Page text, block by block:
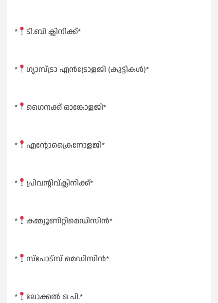
* ടി.ബി ക്ലിനിക്ക്*
* ഗ്യാസ്ട്രാ എൻട്രോളജി (കുട്ടികൾ)*
* ഗൈനക്ക് ഓങ്കോളജി*
* എൻ്റോക്രൈനോളജി*
* പ്രിവൻ്റിവ്ക്ലിനിക്ക്*
* കമ്മ്യൂണിറ്റിമെഡിസിൻ*
* സ്പോട്സ് മെഡിസിൻ*
* ലോക്കൽ ഒ പി.*